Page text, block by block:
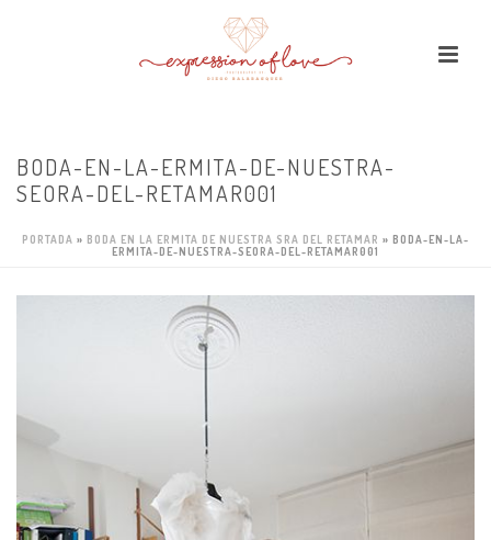
BODA-EN-LA-ERMITA-DE-NUESTRA-
SEORA-DEL-RETAMAR001
PORTADA » BODA EN LA ERMITA DE NUESTRA SRA DEL RETAMAR » BODA-EN-LA-
ERMITA-DE-NUESTRA-SEORA-DEL-RETAMAR001